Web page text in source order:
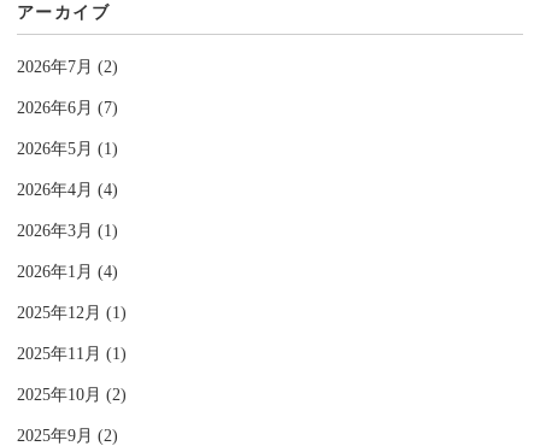
アーカイブ
2026年7月 (2)
2026年6月 (7)
2026年5月 (1)
2026年4月 (4)
2026年3月 (1)
2026年1月 (4)
2025年12月 (1)
2025年11月 (1)
2025年10月 (2)
2025年9月 (2)